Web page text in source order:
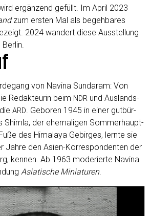
ergän­zend gefüllt. Im April 2023
zum ers­ten Mal als begeh­ba­res
2024 wan­dert die­se Aus­stel­lung
von Navina Sun­daram: Von
Redak­teu­rin beim NDR und Auslands­
ARD. Gebo­ren 1945 in einer gut­bür­
Shim­la, der ehe­ma­li­gen Som­mer­haupt­
des Hima­la­ya Gebir­ges, lern­te sie
Jah­re den Asi­en-Kor­re­spon­den­ten der
ken­nen. Ab 1963 mode­rier­te Navina
Asia­ti­sche Minia­tu­ren.